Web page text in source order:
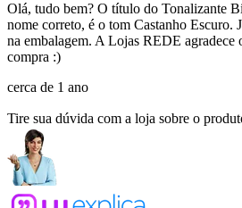
Olá, tudo bem? O título do Tonalizante
nome correto, é o tom Castanho Escuro.
na embalagem. A Lojas REDE agradece
compra :)
cerca de 1 ano
Tire sua dúvida com a loja sobre o